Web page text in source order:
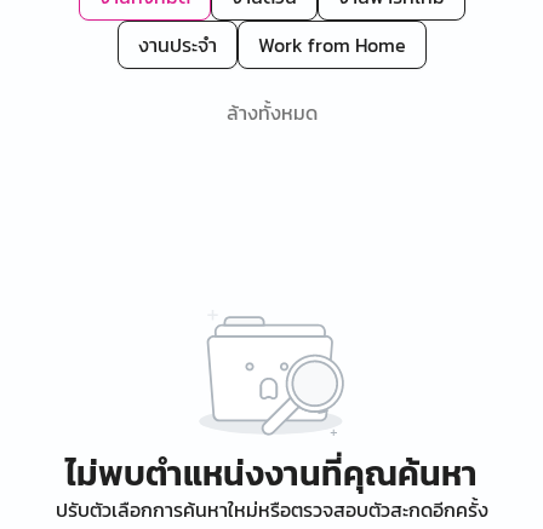
งานประจำ
Work from Home
ล้างทั้งหมด
ไม่พบตำแหน่งงานที่คุณค้นหา
ปรับตัวเลือกการค้นหาใหม่หรือตรวจสอบตัวสะกดอีกครั้ง